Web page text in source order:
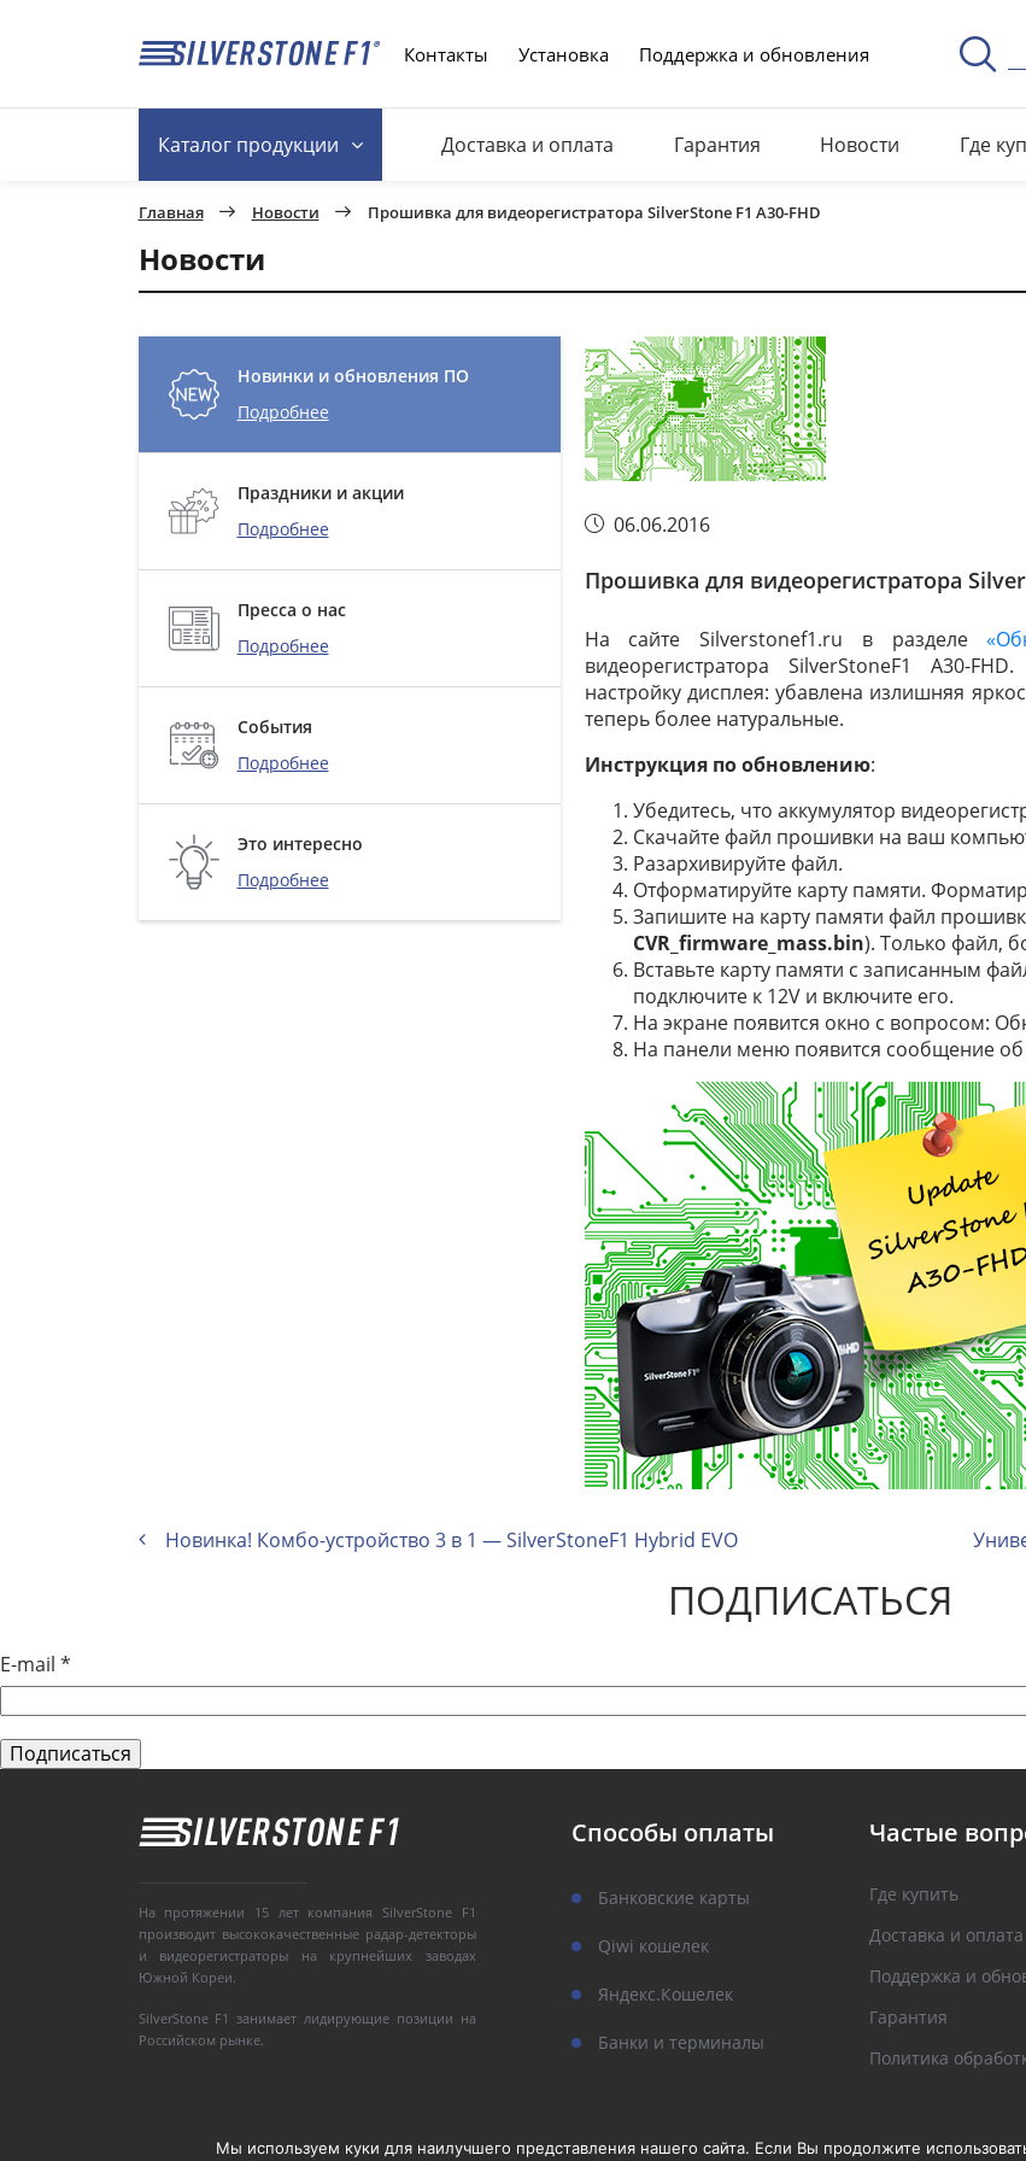
Контакты Установка Поддержка и обновления
Каталогпродукции Доставка и оплата Гарантия Новости Где
Главная Новости Прошивка для видеорегистратора SilverStone F1 A30-FHD
Новости
Новинки и обновления ПО
Подробнее
Праздники и акции
Подробнее
Пресса о нас
Подробнее
События
Подробнее
Это интересно
Подробнее
06.06.2016
Прошивка для видеорегистратора
На сайте Silverstonef1.ru в разделе
видеорегистратора SilverStoneF1 A30-
настройку дисплея: убавлена излишняя
теперь более натуральные.
Инструкция по обновлению:
Убедитесь, что аккумулятор
Скачайте файл прошивки на ваш
Разархивируйте файл.
Отформатируйте карту памяти.
Запишите на карту памяти файл
CVR_firmware_mass.bin). Только файл,
Вставьте карту памяти с записанным
подключите к 12V и включите его.
На экране появится окно с вопросом:
На панели меню появится сообщение
Новинка! Комбо-устройство 3 в 1 — SilverStoneF1 Hybrid EVO
ПОДПИСАТЬСЯ
E-mail *
На протяжении 15 лет компания SilverStone F1
производит высококачественные радар-детекторы
и видеорегистраторы на крупнейших заводах
Южной Кореи.
SilverStone F1 занимает лидирующие позиции на
Российском рынке.
Способы оплаты
Банковские карты
Qiwi кошелек
Яндекс.Кошелек
Банки и терминалы
Частые
Где купить
Доставка и оплата
Поддержка и
Гарантия
Политика
Мы используем куки для наилучшего представления нашего сайта. Если Вы продолжите